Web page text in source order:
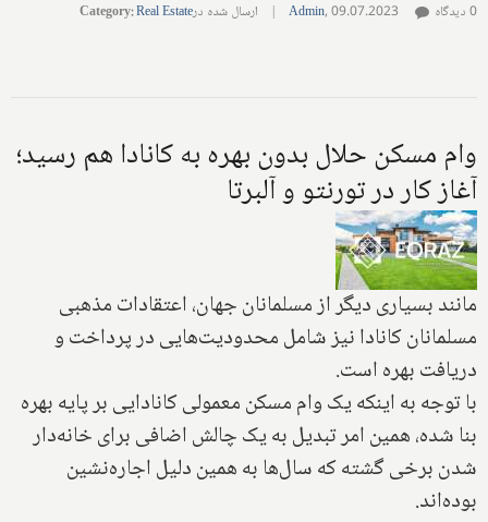
Admin,09.07.2023
| ارسال شده در Category:Real Estate 0 دیدگاه
وام مسکن حلال بدون بهره به کانادا هم رسید؛
آغاز کار در تورنتو و آلبرتا
مانند بسیاری دیگر از مسلمانان جهان، اعتقادات مذهبی
مسلمانان کانادا نیز شامل محدودیت‌هایی در پرداخت و
دریافت بهره است.
با توجه به اینکه یک وام مسکن معمولی کانادایی بر پایه بهره
بنا شده، همین امر تبدیل به یک چالش اضافی برای خانه‌دار
شدن برخی گشته که سال‌ها به همین دلیل اجاره‌نشین
بوده‌اند.